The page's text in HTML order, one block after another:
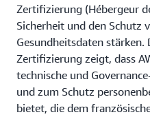
Zertifizierung (Hébergeur
Sicherheit und den Schutz
Gesundheitsdaten stärken.
Zertifizierung zeigt, dass
technische und
und zum Schutz
bietet, die dem